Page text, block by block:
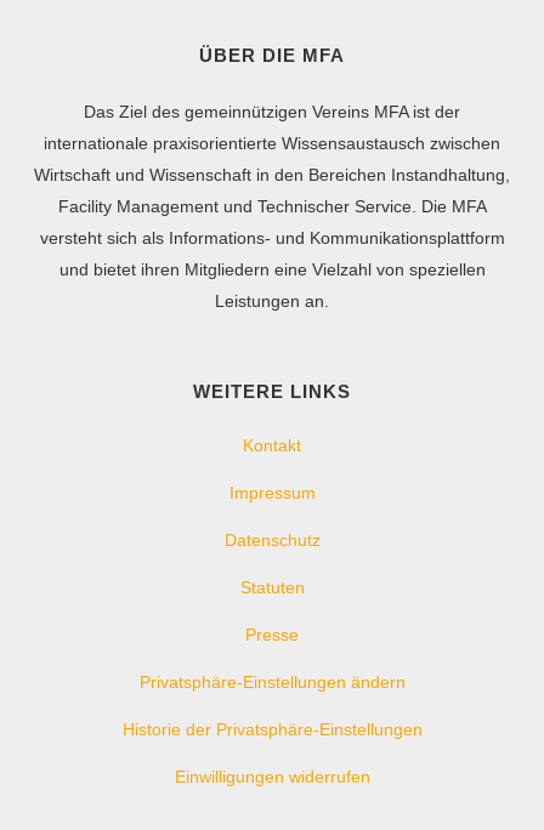
ÜBER DIE MFA
Das Ziel des gemeinnützigen Vereins MFA ist der
internationale praxisorientierte Wissensaustausch zwischen
Wirtschaft und Wissenschaft in den Bereichen Instandhaltung,
Facility Management und Technischer Service. Die MFA
versteht sich als Informations- und Kommunikationsplattform
und bietet ihren Mitgliedern eine Vielzahl von speziellen
Leistungen an.
WEITERE LINKS
Kontakt
Impressum
Datenschutz
Statuten
Presse
Privatsphäre-Einstellungen ändern
Historie der Privatsphäre-Einstellungen
Einwilligungen widerrufen